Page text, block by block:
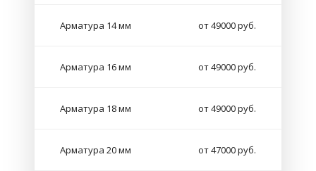
Арматура 14 мм от 49000 руб.
Арматура 16 мм от 49000 руб.
Арматура 18 мм от 49000 руб.
Арматура 20 мм от 47000 руб.